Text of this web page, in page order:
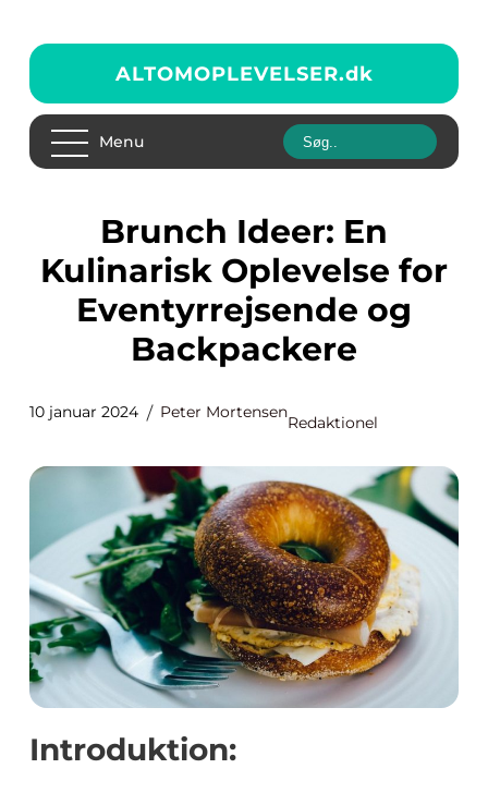
ALTOMOPLEVELSER.dk
Menu
Brunch Ideer: En
Kulinarisk Oplevelse for
Eventyrrejsende og
Backpackere
10 januar 2024 Peter Mortensen
Redaktionel
Introduktion: